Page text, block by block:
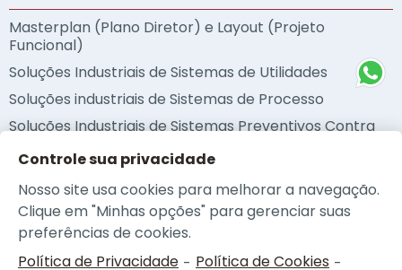
Masterplan (Plano Diretor) e Layout (Projeto
Funcional)
Soluções Industriais de Sistemas de Utilidades
Soluções industriais de Sistemas de Processo
Soluções Industriais de Sistemas Preventivos Contra
Soluções Industriais de Sustentabilidade
Metodologia BIM
Auditorias Técnicas
Controle sua privacidade
Nosso site usa cookies para melhorar a navegação.
Clique em "Minhas opções" para gerenciar suas
preferências de cookies.
Política de Privacidade - Política de Cookies -